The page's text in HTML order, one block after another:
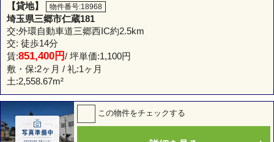
【貸地】 物件番号:18968
埼玉県三郷市仁蔵181
交:外環自動車道三郷西IC約2.5km
交: 徒歩14分
賃:851,400円/ 坪単価:1,100円
敷・保:2ヶ月 / 礼:1ヶ月
土:2,558.67m²
この物件をチェックする